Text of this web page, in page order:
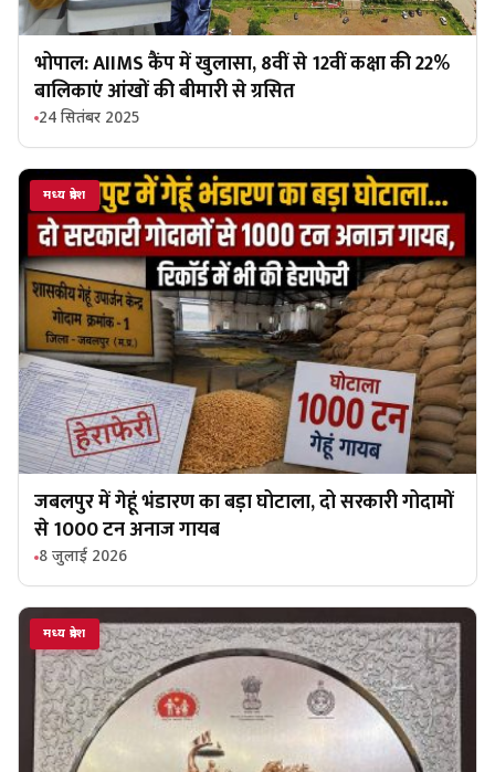
भोपाल: AIIMS कैंप में खुलासा, 8वीं से 12वीं कक्षा की 22%
बालिकाएं आंखों की बीमारी से ग्रसित
24 सितंबर 2025
मध्य प्रदेश
जबलपुर में गेहूं भंडारण का बड़ा घोटाला, दो सरकारी गोदामों
से 1000 टन अनाज गायब
8 जुलाई 2026
मध्य प्रदेश